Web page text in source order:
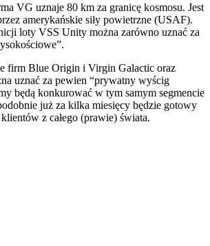
VG uznaje 80 km za granicę kosmosu. Jest
amerykańskie siły powietrzne (USAF).
loty VSS Unity można zarówno uznać za
firm Blue Origin i Virgin Galactic oraz
uznać za pewien “prywatny wyścig
będą konkurować w tym samym segmencie
już za kilka miesięcy będzie gotowy
klientów z całego (prawie) świata.